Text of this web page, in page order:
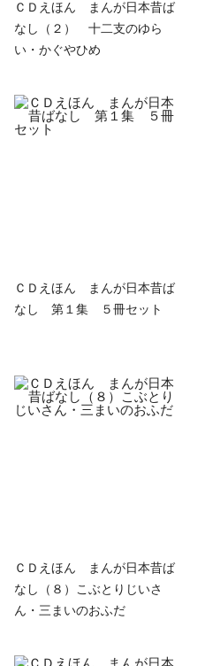
ＣＤえほん まんが日本昔ば
なし（２） 十二支のゆら
い・かぐやひめ
ＣＤえほん まんが日本昔ば
なし 第１集 ５冊セット
ＣＤえほん まんが日本昔ば
なし（８）こぶとりじいさ
ん・三まいのおふだ